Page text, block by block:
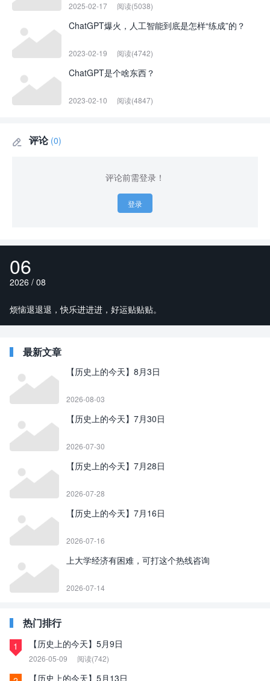
2025-02-17 阅读(5038)
ChatGPT爆火，人工智能到底是怎样“练成”的？
2023-02-19 阅读(4742)
ChatGPT是个啥东西？
2023-02-10 阅读(4847)
 评论 (0)
评论前需登录！
登录
06
2026 / 08
烦恼退退退，快乐进进进，好运贴贴贴。
最新文章
【历史上的今天】8月3日
2026-08-03
【历史上的今天】7月30日
2026-07-30
【历史上的今天】7月28日
2026-07-28
【历史上的今天】7月16日
2026-07-16
上大学经济有困难，可打这个热线咨询
2026-07-14
热门排行
1 【历史上的今天】5月9日
2026-05-09 阅读(742)
【历史上的今天】5月13日